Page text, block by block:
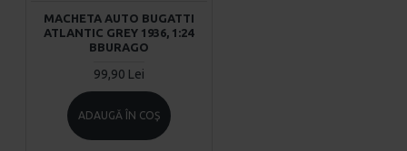
MACHETA AUTO BUGATTI
ATLANTIC GREY 1936, 1:24
BBURAGO
99,90 Lei
ADAUGĂ ÎN COŞ